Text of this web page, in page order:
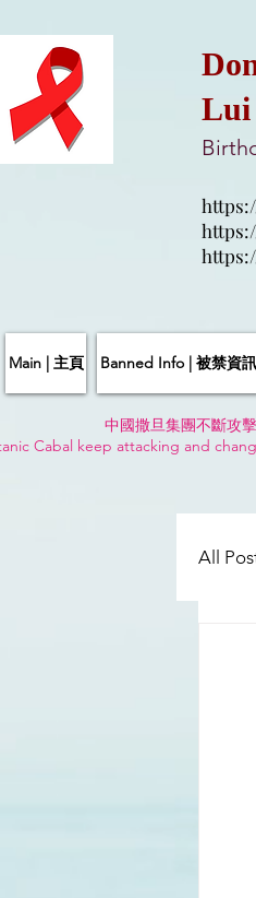
Lui
Main | 主頁 Banned Info | 被禁資訊
中國撒旦集團不斷攻
Cabal keep attacking and
All